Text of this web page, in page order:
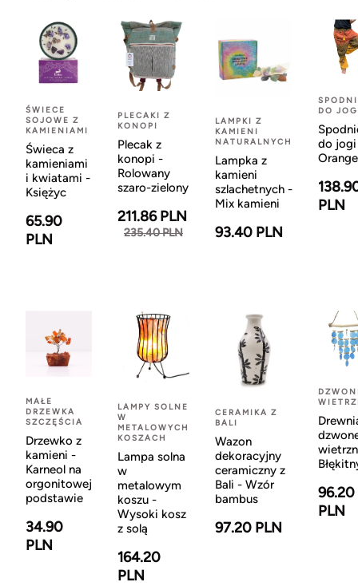
ŚWIECE
SOJOWE Z
KAMIENIAMI
Świeca z
kamieniami
i kwiatami -
Księżyc
65.90
PLN
PLECAKI Z
KONOPI
Plecak z
konopi -
Rolowany
szaro-zielony
211.86 PLN
235.40 PLN
LAMPKI Z
KAMIENI
NATURALNYCH
Lampka z
kamieni
szlachetnych -
Mix kamieni
93.40 PLN
DO
do
Orange
PLN
MAŁE
DRZEWKA
SZCZĘŚCIA
Drzewko z
kamieni -
Karneol na
orgonitowej
podstawie
34.90
PLN
LAMPY SOLNE
W
METALOWYCH
KOSZACH
Lampa solna
w
metalowym
koszu -
Wysoki kosz
z solą
164.20
PLN
CERAMIKA Z
BALI
Wazon
dekoracyjny
ceramiczny z
Bali - Wzór
bambus
97.20 PLN
96.20
PLN